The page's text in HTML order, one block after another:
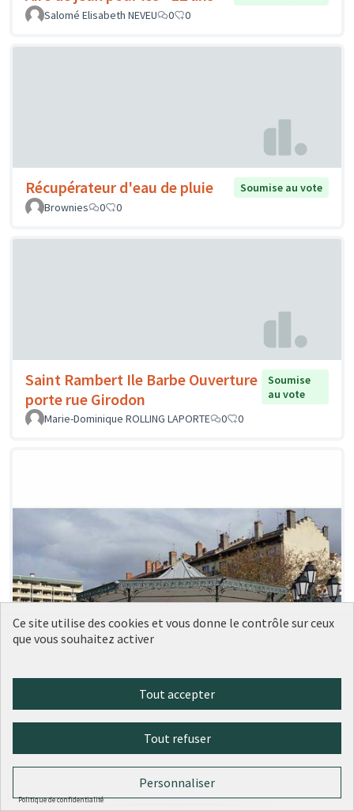
Salomé Elisabeth NEVEU
0 0
Récupérateur d'eau de pluie
Soumise au vote
Brownies
0 0
Saint Rambert Ile Barbe Ouverture
porte rue Girodon
Soumise
au vote
Marie-Dominique ROLLING LAPORTE
0 0
Rénovation du kiosque à musique
Soumise
Ce site utilise des cookies et vous donne le contrôle sur ceux
que vous souhaitez activer
Tout accepter
Tout refuser
Personnaliser
Politique de confidentialité